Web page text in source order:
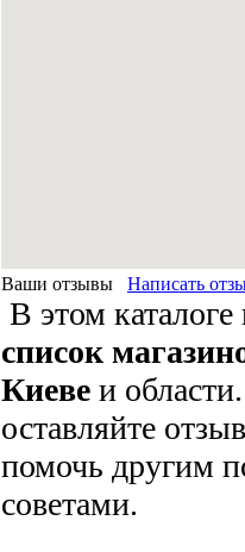
Ваши отзывы Написать
В этом
список
Киеве и
оставляйте
помочь другим
советами.